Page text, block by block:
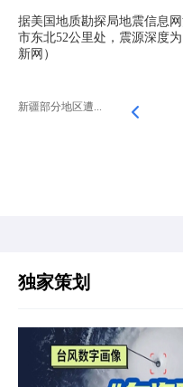
据美国地质勘探局地震信息
市东北52公里处，震源深度
新网）
新疆部分地区遭...
独家策划